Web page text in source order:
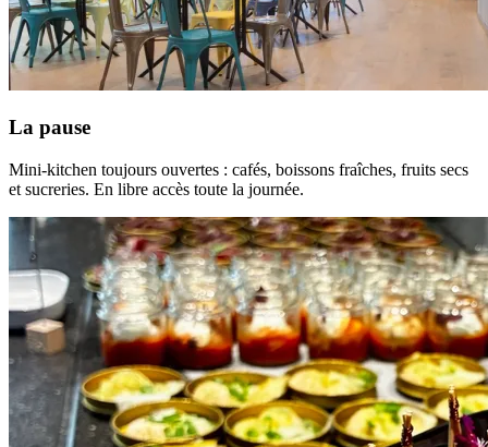
La pause
Mini-kitchen toujours ouvertes : cafés, boissons fraîches, fruits secs
et sucreries. En libre accès toute la journée.